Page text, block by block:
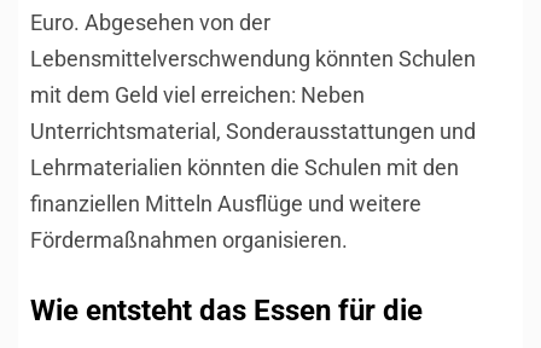
Euro. Abgesehen von der
Lebensmittelverschwendung könnten Schulen
mit dem Geld viel erreichen: Neben
Unterrichtsmaterial, Sonderausstattungen und
Lehrmaterialien könnten die Schulen mit den
finanziellen Mitteln Ausflüge und weitere
Fördermaßnahmen organisieren.
Wie entsteht das Essen für die